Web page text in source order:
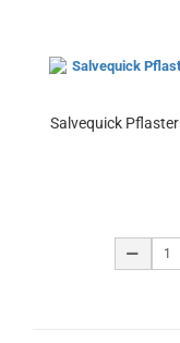
Salvequick